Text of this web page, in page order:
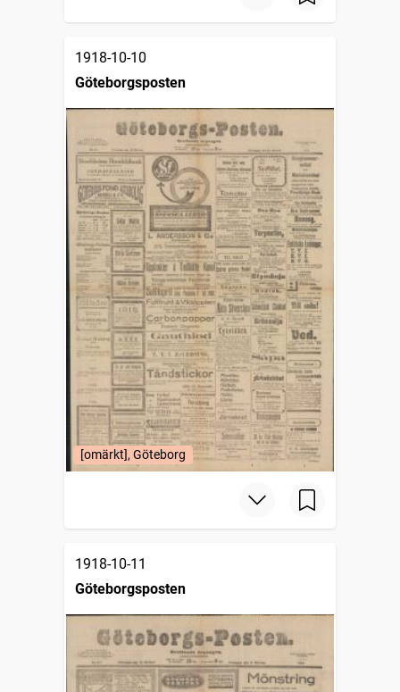
1918-10-10
Göteborgsposten
[omärkt], Göteborg
1918-10-11
Göteborgsposten